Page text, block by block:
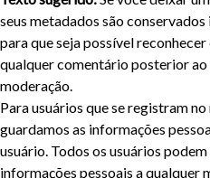
atalhos Ctrl+ (para aumentar)
teclado.
seus metadados são
para que seja possível
qualquer comentário posterior
moderação.
Para usuários que se registram
guardamos as informações
usuário. Todos os usuários
informações pessoais a qualquer